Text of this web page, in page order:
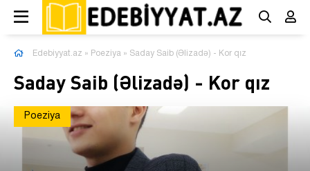
Edebiyyat.az » Poeziya » Saday Saib (Əlizadə) - Kor qız
Saday Saib (Əlizadə) - Kor qız
Poeziya